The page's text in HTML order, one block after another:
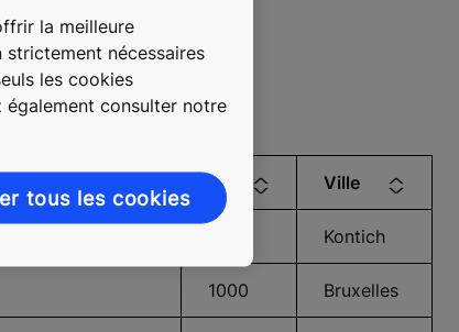
- Address Zip Ville
Kontich
1000 Bruxelles
la meilleure
nécessaires
les cookies
consulter notre
tous les cookies